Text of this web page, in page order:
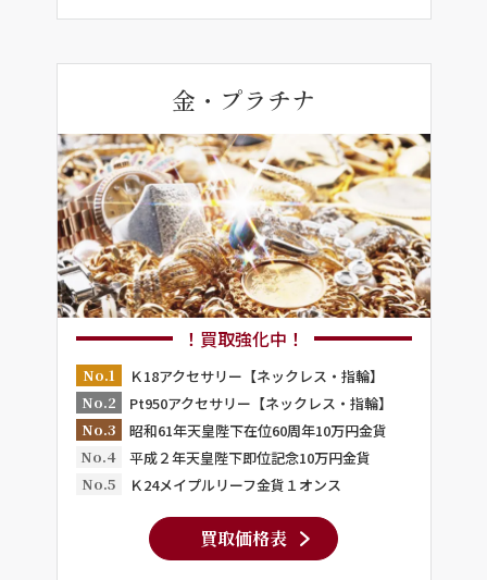
金・プラチナ
！買取強化中！
No.1
Ｋ18アクセサリー【ネックレス・指輪】
No.2
Pt950アクセサリー【ネックレス・指輪】
No.3
昭和61年天皇陛下在位60周年10万円金貨
No.4
平成２年天皇陛下即位記念10万円金貨
No.5
Ｋ24メイプルリーフ金貨１オンス
買取価格表